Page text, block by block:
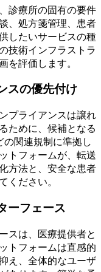
診療所の固有の要件
、処方箋管理、患者
したいサービスの種
技術インフラストラ
を評価します。
スの優先付け
プライアンスは譲れ
ために、候補となる
の関連規制に準拠し
トフォームが、転送
方法と、安全な患者
ください。
ーフェース
スは、医療提供者と
トフォームは直感的
え、全体的なユーザ